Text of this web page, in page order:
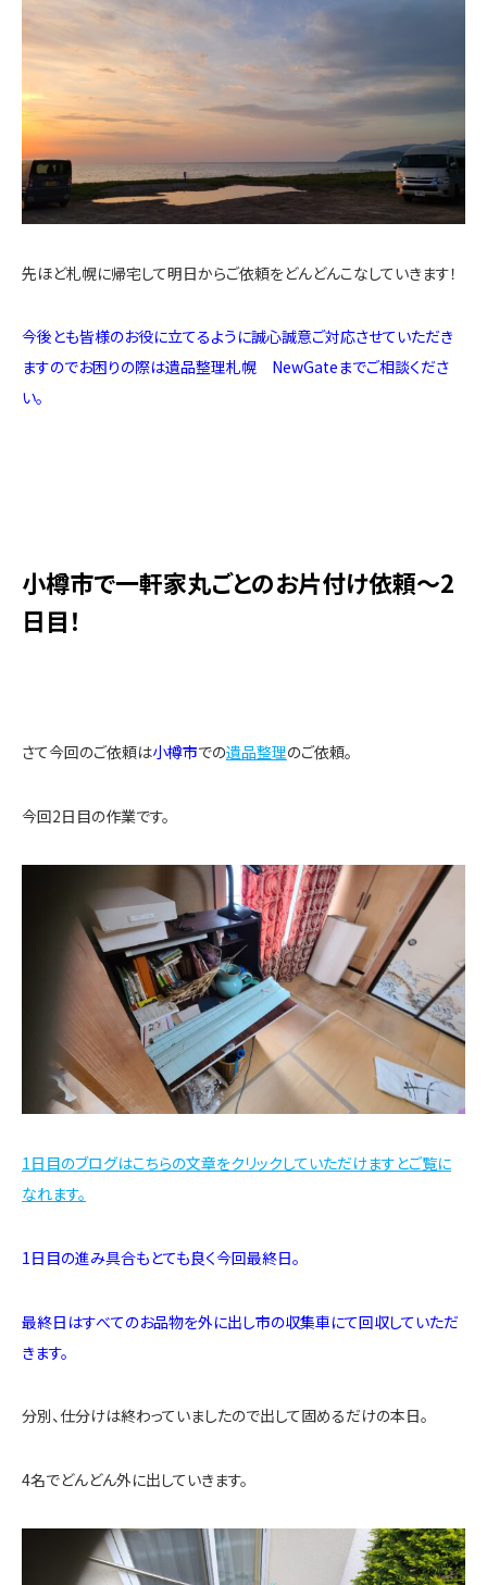
先ほど札幌に帰宅して明日からご依頼をどんどんこなしていきます！
今後とも皆様のお役に立てるように誠心誠意ご対応させていただき
ますのでお困りの際は遺品整理札幌 NewGateまでご相談くださ
い。
小樽市で一軒家丸ごとのお片付け依頼～2
日目！
さて今回のご依頼は小樽市での遺品整理のご依頼。
今回2日目の作業です。
1日目のブログはこちらの文章をクリックしていただけますとご覧に
なれます。
1日目の進み具合もとても良く今回最終日。
最終日はすべてのお品物を外に出し市の収集車にて回収していただ
きます。
分別、仕分けは終わっていましたので出して固めるだけの本日。
4名でどんどん外に出していきます。